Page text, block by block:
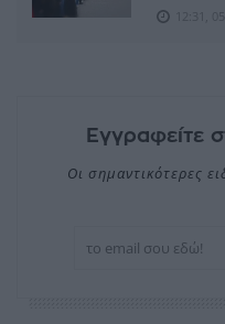
Εγγραφείτε
Οι σημαντικότερες